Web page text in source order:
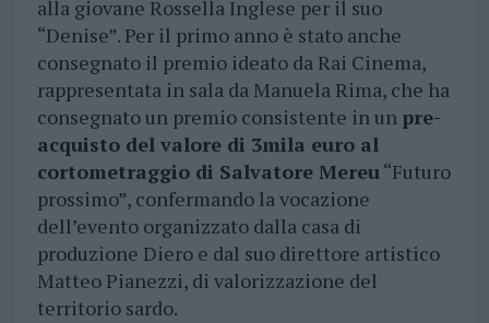
alla giovane Rossella Inglese per il suo
“Denise”. Per il primo anno è stato anche
consegnato il premio ideato da Rai Cinema,
rappresentata in sala da Manuela Rima, che ha
consegnato un premio consistente in un pre-
acquisto del valore di 3mila euro al
cortometraggio di Salvatore Mereu“Futuro
prossimo”, confermando la vocazione
dell’evento organizzato dalla casa di
produzione Diero e dal suo direttore artistico
Matteo Pianezzi, di valorizzazione del
territorio sardo.